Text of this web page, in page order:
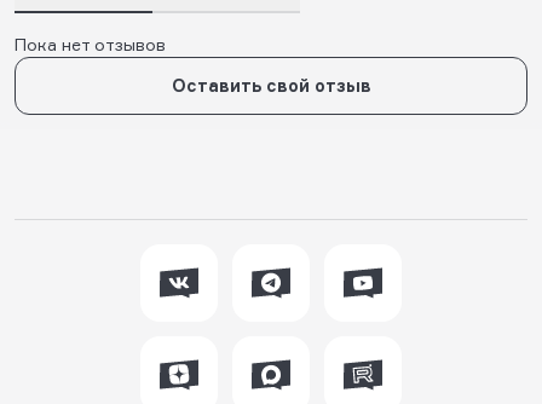
Пока нет отзывов
Оставить свой отзыв